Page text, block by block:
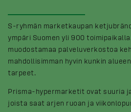
S-ryhmän marketkaupan
ympäri Suomen yli 900
muodostamaa palveluverkostoa
mahdollisimman hyvin kunkin
tarpeet.
Prisma-hypermarketit ovat suuria
joista saat arjen ruoan ja